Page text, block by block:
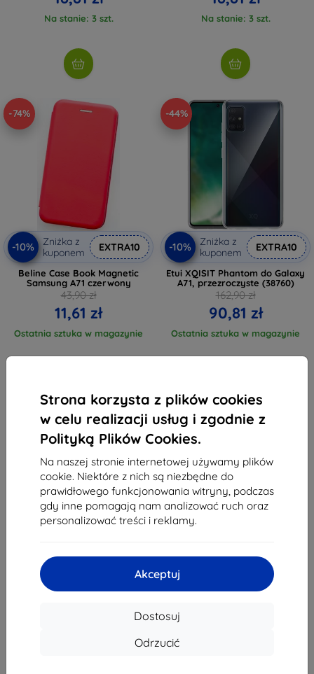
Strona korzysta z plików cookies
w celu realizacji usług i zgodnie z
Polityką Plików Cookies.
Na naszej stronie internetowej używamy plików
cookie. Niektóre z nich są niezbędne do
prawidłowego funkcjonowania witryny, podczas
gdy inne pomagają nam analizować ruch oraz
personalizować treści i reklamy.
Akceptuj
Dostosuj
Odrzucić
Na stanie: 3 szt. Na stanie: 3 szt.
-74%
-10%
Zniżka z
kuponem
EXTRA10
Beline Case Book Magnetic
Samsung A71 czerwony
43,90 zł
11,61 zł
Ostatnia sztuka w magazynie
-44%
-10%
Zniżka z
kuponem
EXTRA10
Etui XQISIT Phantom do Galaxy
A71, przezroczyste (38760)
162,90 zł
90,81 zł
Ostatnia sztuka w magazynie
z całkowego 4.
Shield-Sk s.r.o.